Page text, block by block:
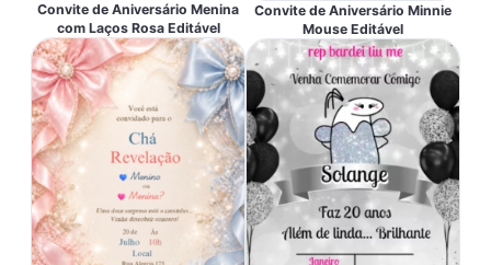
Convite de Aniversário Menina
com Laços Rosa Editável
Convite de Aniversário Minnie
Mouse Editável